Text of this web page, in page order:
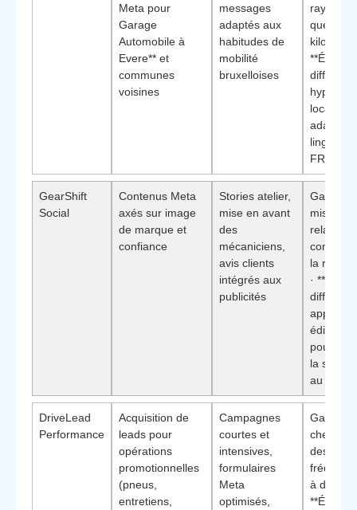
Meta pour
Garage
Automobile à
Evere** et
communes
voisines
messages
adaptés aux
habitudes de
mobilité
bruxelloises
rayon de
quelques
hyper-
FR/NL**
GearShift
Social
Contenus Meta
axés sur image
de marque et
confiance
Stories atelier,
mise en avant
des
mécaniciens,
avis clients
intégrés aux
publicités
Garages
misant
relation
la
·
approche
éditoriale
pour
la
au prix**
DriveLead
Performance
Acquisition de
leads pour
opérations
promotionnelles
(pneus,
entretiens,
Campagnes
courtes et
intensives,
formulaires
Meta
optimisés,
Garages
des pics
à dates